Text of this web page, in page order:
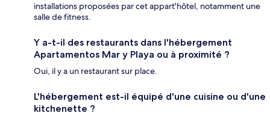
installations proposées par cet appart'hôtel, notamment une
salle de fitness.
Y a-t-il des restaurants dans l'hébergement
Apartamentos Mar y Playa ou à proximité ?
Oui, il y a un restaurant sur place.
L'hébergement est-il équipé d'une cuisine ou d'une
kitchenette ?